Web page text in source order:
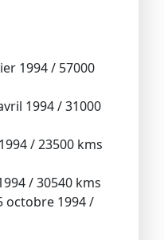
1994 / 57000
1994 / 31000
/ 23500 kms
/ 30540 kms
octobre 1994 /